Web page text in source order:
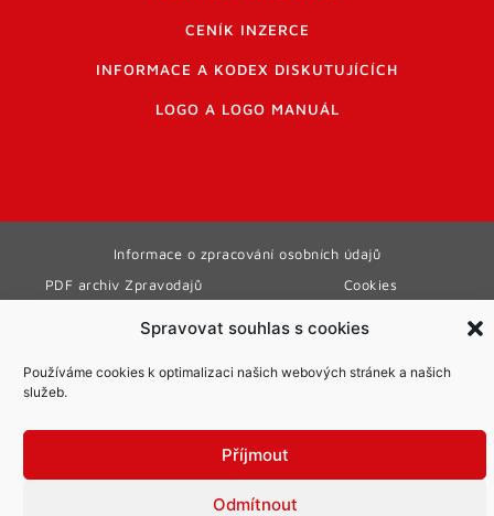
Spravovat souhlas s cookies
Používáme cookies k optimalizaci našich webových stránek a našich
služeb.
Příjmout
Odmítnout
CENÍK INZERCE
INFORMACE A KODEX DISKUTUJÍCÍCH
LOGO A LOGO MANUÁL
PDF archiv Zpravodajů
Informace o zpracování osobních údajů
Cookies